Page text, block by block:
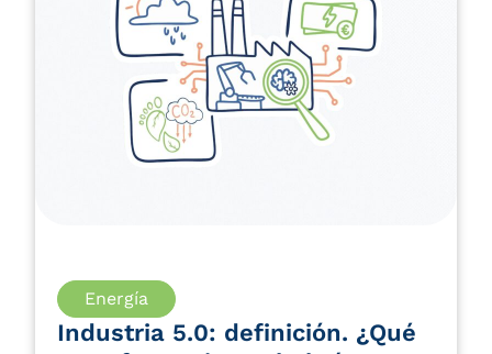
Energía
Industria 5.0: definición. ¿Qué